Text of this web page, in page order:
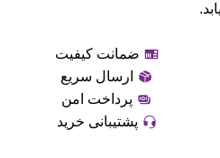
ضمانت کیفیت
ارسال سریع
پرداخت امن
پشتیبانی خرید